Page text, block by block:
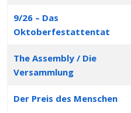
9/26 – Das
Oktoberfestattentat
The Assembly / Die
Versammlung
Der Preis des Menschen